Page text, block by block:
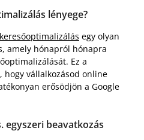
lényege?
egy olyan
amely hónapról hónapra
Ez a
hogy vállalkozásod online
erősödjön a Google
egyszeri beavatkozás